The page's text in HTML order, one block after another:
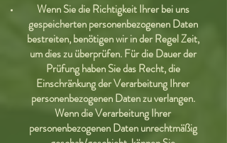
Wenn Sie die Richtigkeit Ihrer bei uns
gespeicherten personenbezogenen Daten
bestreiten, benötigen wir in der Regel Zeit,
um dies zu überprüfen. Für die Dauer der
Prüfung haben Sie das Recht, die
Einschränkung der Verarbeitung Ihrer
personenbezogenen Daten zu verlangen.
Wenn die Verarbeitung Ihrer
personenbezogenen Daten unrechtmäßig